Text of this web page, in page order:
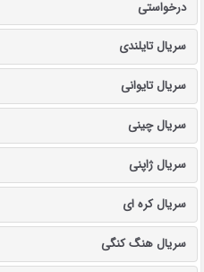
درخواستی
سریال تایلندی
سریال تایوانی
سریال چینی
سریال ژاپنی
سریال کره ای
سریال هنگ کنگی